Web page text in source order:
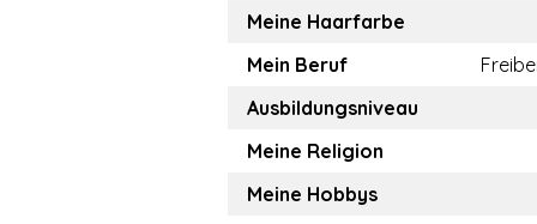
Meine Haarfarbe
Mein Beruf
Ausbildungsniveau
Meine Religion
Meine Hobbys